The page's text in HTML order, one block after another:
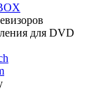
для DVD